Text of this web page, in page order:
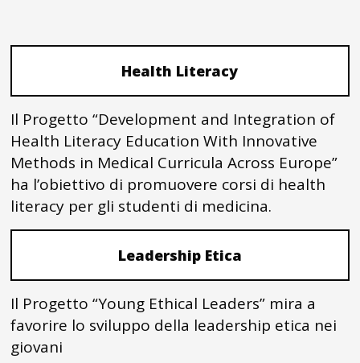
Health Literacy
Il Progetto “Development and Integration of
Health Literacy Education With Innovative
Methods in Medical Curricula Across Europe”
ha l’obiettivo di promuovere corsi di health
literacy per gli studenti di medicina.
Leadership Etica
Il Progetto “Young Ethical Leaders” mira a
favorire lo sviluppo della leadership etica nei
giovani